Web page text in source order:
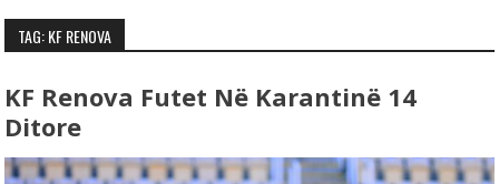
TAG: KF RENOVA
KF Renova Futet Në Karantinë 14
Ditore